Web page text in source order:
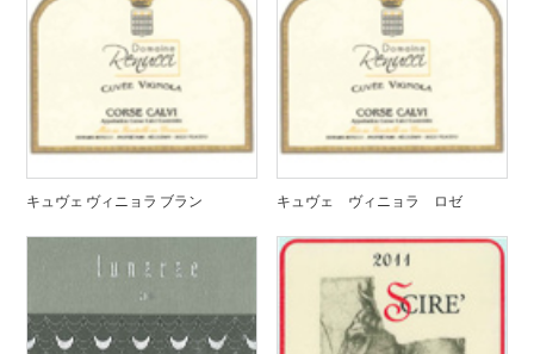
キュヴェ ヴィニョラ ブラン キュヴェ ヴィニョラ ロゼ